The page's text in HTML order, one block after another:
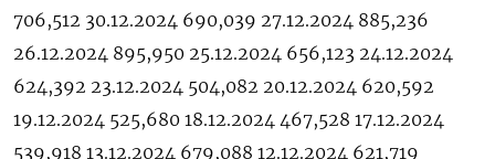
706,512 30.12.2024 690,039 27.12.2024 885,236
26.12.2024 895,950 25.12.2024 656,123 24.12.2024
624,392 23.12.2024 504,082 20.12.2024 620,592
19.12.2024 525,680 18.12.2024 467,528 17.12.2024
539,918 13.12.2024 679,088 12.12.2024 621,719